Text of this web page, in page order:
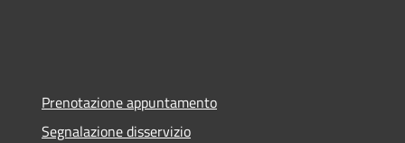
Prenotazione appuntamento
Segnalazione disservizio